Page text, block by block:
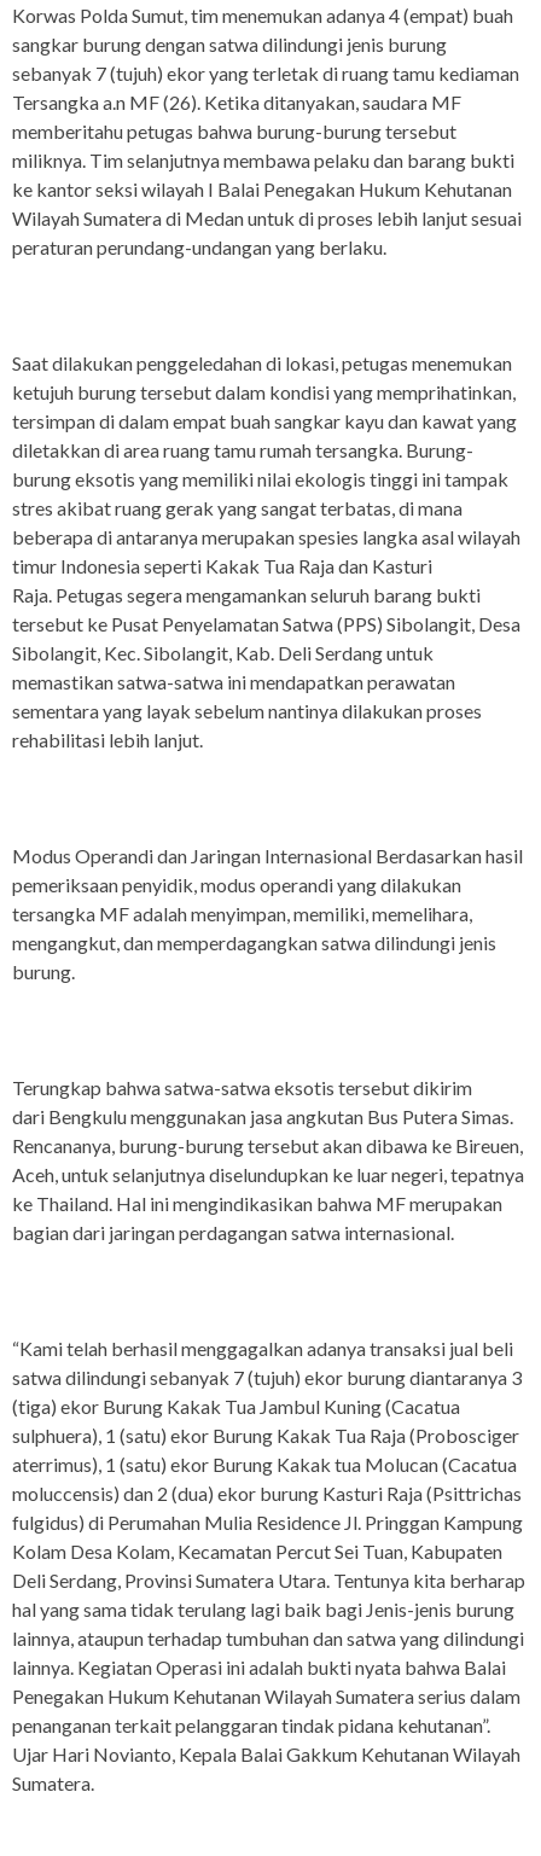
Korwas Polda Sumut, tim menemukan adanya 4 (empat) buah
sangkar burung dengan satwa dilindungi jenis burung
sebanyak 7 (tujuh) ekor yang terletak di ruang tamu kediaman
Tersangka a.n MF (26). Ketika ditanyakan, saudara MF
memberitahu petugas bahwa burung-burung tersebut
miliknya. Tim selanjutnya membawa pelaku dan barang bukti
ke kantor seksi wilayah I Balai Penegakan Hukum Kehutanan
Wilayah Sumatera di Medan untuk di proses lebih lanjut sesuai
peraturan perundang-undangan yang berlaku.
Saat dilakukan penggeledahan di lokasi, petugas menemukan
ketujuh burung tersebut dalam kondisi yang memprihatinkan,
tersimpan di dalam empat buah sangkar kayu dan kawat yang
diletakkan di area ruang tamu rumah tersangka. Burung-
burung eksotis yang memiliki nilai ekologis tinggi ini tampak
stres akibat ruang gerak yang sangat terbatas, di mana
beberapa di antaranya merupakan spesies langka asal wilayah
timur Indonesia seperti Kakak Tua Raja dan Kasturi
Raja. Petugas segera mengamankan seluruh barang bukti
tersebut ke Pusat Penyelamatan Satwa (PPS) Sibolangit, Desa
Sibolangit, Kec. Sibolangit, Kab. Deli Serdang untuk
memastikan satwa-satwa ini mendapatkan perawatan
sementara yang layak sebelum nantinya dilakukan proses
rehabilitasi lebih lanjut.
Modus Operandi dan Jaringan Internasional Berdasarkan hasil
pemeriksaan penyidik, modus operandi yang dilakukan
tersangka MF adalah menyimpan, memiliki, memelihara,
mengangkut, dan memperdagangkan satwa dilindungi jenis
burung.
Terungkap bahwa satwa-satwa eksotis tersebut dikirim
dari Bengkulu menggunakan jasa angkutan Bus Putera Simas.
Rencananya, burung-burung tersebut akan dibawa ke Bireuen,
Aceh, untuk selanjutnya diselundupkan ke luar negeri, tepatnya
ke Thailand. Hal ini mengindikasikan bahwa MF merupakan
bagian dari jaringan perdagangan satwa internasional.
“Kami telah berhasil menggagalkan adanya transaksi jual beli
satwa dilindungi sebanyak 7 (tujuh) ekor burung diantaranya 3
(tiga) ekor Burung Kakak Tua Jambul Kuning (Cacatua
sulphuera), 1 (satu) ekor Burung Kakak Tua Raja (Probosciger
aterrimus), 1 (satu) ekor Burung Kakak tua Molucan (Cacatua
moluccensis) dan 2 (dua) ekor burung Kasturi Raja (Psittrichas
fulgidus) di Perumahan Mulia Residence Jl. Pringgan Kampung
Kolam Desa Kolam, Kecamatan Percut Sei Tuan, Kabupaten
Deli Serdang, Provinsi Sumatera Utara. Tentunya kita berharap
hal yang sama tidak terulang lagi baik bagi Jenis-jenis burung
lainnya, ataupun terhadap tumbuhan dan satwa yang dilindungi
lainnya. Kegiatan Operasi ini adalah bukti nyata bahwa Balai
Penegakan Hukum Kehutanan Wilayah Sumatera serius dalam
penanganan terkait pelanggaran tindak pidana kehutanan”.
Ujar Hari Novianto, Kepala Balai Gakkum Kehutanan Wilayah
Sumatera.